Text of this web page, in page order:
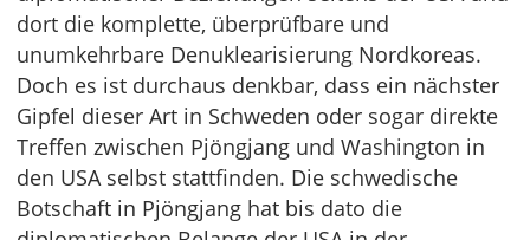
dort die komplette, überprüfbare und
unumkehrbare Denuklearisierung Nordkoreas.
Doch es ist durchaus denkbar, dass ein nächster
Gipfel dieser Art in Schweden oder sogar direkte
Treffen zwischen Pjöngjang und Washington in
den USA selbst stattfinden. Die schwedische
Botschaft in Pjöngjang hat bis dato die